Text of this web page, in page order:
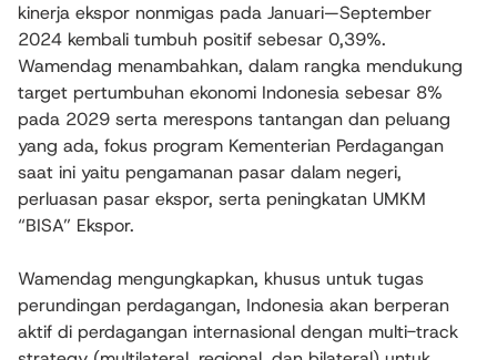
kinerja ekspor nonmigas pada Januari—September
2024 kembali tumbuh positif sebesar 0,39%.
Wamendag menambahkan, dalam rangka mendukung
target pertumbuhan ekonomi Indonesia sebesar 8%
pada 2029 serta merespons tantangan dan peluang
yang ada, fokus program Kementerian Perdagangan
saat ini yaitu pengamanan pasar dalam negeri,
perluasan pasar ekspor, serta peningkatan UMKM
“BISA” Ekspor.
Wamendag mengungkapkan, khusus untuk tugas
perundingan perdagangan, Indonesia akan berperan
aktif di perdagangan internasional dengan multi-track